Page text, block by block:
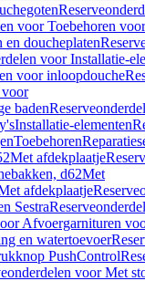
voor Toebehoren
en doucheplaten
voor Installatie-
voor inloopdouche
voor
baden
Installatie-elementen
Toebehoren
Met afdekplaatje
d62Met
afdekplaatje
Sestra
Afvoergarnituren
en watertoevoer
PushControl
voor Met